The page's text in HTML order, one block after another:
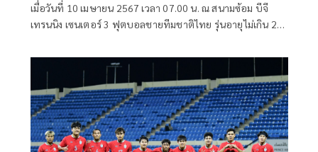
เมื่อวันที่ 10 เมษายน 2567 เวลา 07.00 น. ณ สนามซ้อม บีจี
เทรนนิง เซนเตอร์ 3 ฟุตบอลชายทีมชาติไทย รุ่นอายุไม่เกิน 23
ฟุตบอลชิงแชมป์เอเชีย รุ่นอายุไม่เกิน 23 ปี รอบสุดท้าย ( AFC
U23 Asian Cup 2024 ) ที่ ประเทศกาตาร์ ระหว่างวันที่ 15
เมษายน - 3 พฤษภาคม 2567 โดยทุกนัดที่ทีมชาติไทย ลง
แข่งขันจะถ่ายทอดสดทาง ทรูวิชั่นส์ True Sport 2 ช่อง 667